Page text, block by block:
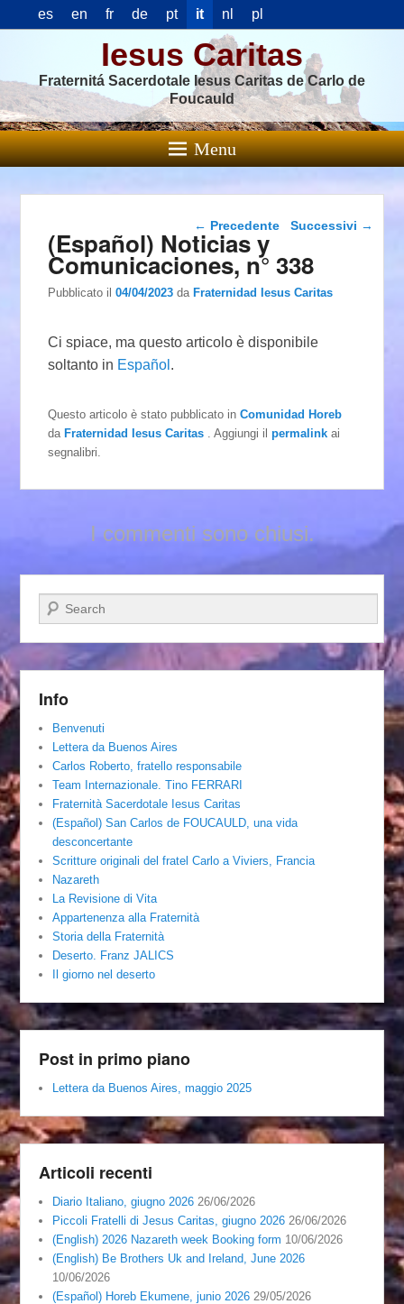
es en fr de pt it nl pl
Iesus Caritas
Fraternitá Sacerdotale Iesus Caritas de Carlo de
Foucauld
Menu
Navigazione articolo
← Precedente Successivi →
(Español) Noticias y
Comunicaciones, n° 338
Pubblicato il04/04/2023 daFraternidad Iesus Caritas
Ci spiace, ma questo articolo è disponibile
soltanto in Español .
Questo articolo è stato pubblicato inComunidad Horeb
daFraternidad Iesus Caritas . Aggiungi ilpermalink ai
segnalibri.
I commenti sono chiusi.
Cerca
Info
Benvenuti
Lettera da Buenos Aires
Carlos Roberto, fratello responsabile
Team Internazionale. Tino FERRARI
Fraternità Sacerdotale Iesus Caritas
(Español) San Carlos de FOUCAULD, una vida
desconcertante
Scritture originali del fratel Carlo a Viviers, Francia
Nazareth
La Revisione di Vita
Appartenenza alla Fraternità
Storia della Fraternità
Deserto. Franz JALICS
Il giorno nel deserto
Post in primo piano
Lettera da Buenos Aires, maggio 2025
Articoli recenti
Diario Italiano, giugno 2026 26/06/2026
Piccoli Fratelli di Jesus Caritas, giugno 2026 26/06/2026
(English) 2026 Nazareth week Booking form 10/06/2026
(English) Be Brothers Uk and Ireland, June 2026
10/06/2026
(Español) Horeb Ekumene, junio 2026 29/05/2026